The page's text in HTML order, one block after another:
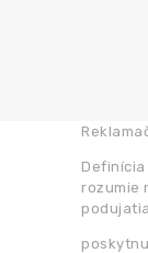
Definícia
rozumie